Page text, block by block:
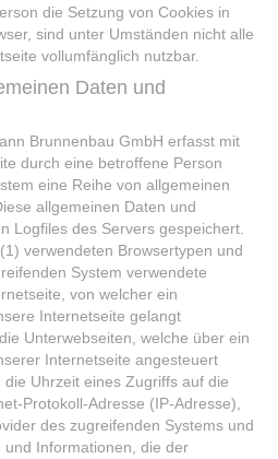
die Setzung von Cookies in
sind unter Umständen nicht alle
vollumfänglich nutzbar.
Daten und
Brunnenbau GmbH erfasst mit
durch eine betroffene Person
eine Reihe von allgemeinen
allgemeinen Daten und
Logfiles des Servers gespeichert.
verwendeten Browsertypen und
System verwendete
von welcher ein
Internetseite gelangt
Unterwebseiten, welche über ein
Internetseite angesteuert
Uhrzeit eines Zugriffs auf die
Protokoll-Adresse (IP-Adresse),
des zugreifenden Systems und
Informationen, die der